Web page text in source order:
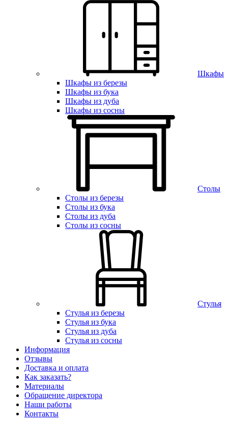
Шкафы
Шкафы из березы
Шкафы из бука
Шкафы из дуба
Шкафы из сосны
Столы
Столы из березы
Столы из бука
Столы из дуба
Столы из сосны
Стулья
Стулья из березы
Стулья из бука
Стулья из дуба
Стулья из сосны
Информация
Отзывы
Доставка и оплата
Как заказать?
Материалы
Обращение директора
Наши работы
Контакты